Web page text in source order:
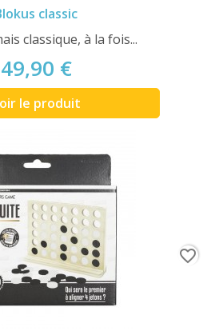
classic
classique, à la fois...
49,90 €
le produit
favorite_border